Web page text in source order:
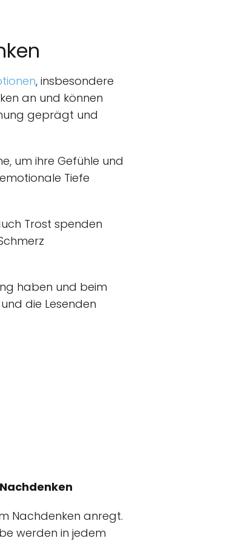
, insbesondere
an und können
geprägt und
um ihre Gefühle und
Tiefe
Trost spenden
haben und beim
die Lesenden
Nachdenken anregt.
werden in jedem